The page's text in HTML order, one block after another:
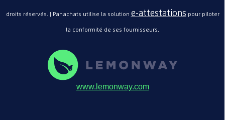
droits réservés. | Panachats utilise la solution e-attestations pour piloter
la conformité de ses fournisseurs.
www.lemonway.com